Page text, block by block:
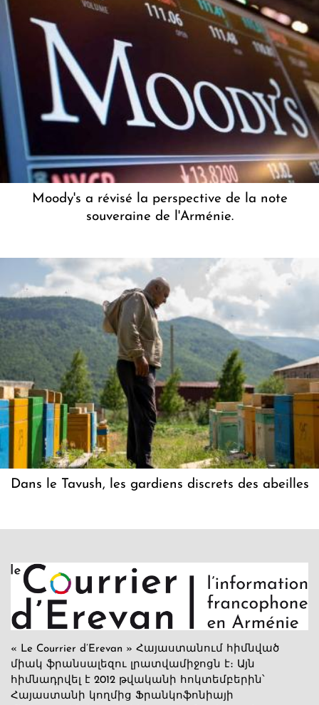
Moody's a révisé la perspective de la note
souveraine de l'Arménie.
Dans le Tavush, les gardiens discrets des abeilles
« Le Courrier d’Erevan » Հայաստանում հիմնված
միակ ֆրանսալեզու լրատվամիջոցն է։ Այն
հիմնադրվել է 2012 թվականի հոկտեմբերին՝
Հայաստանի կողմից Ֆրանկոֆոնիայի